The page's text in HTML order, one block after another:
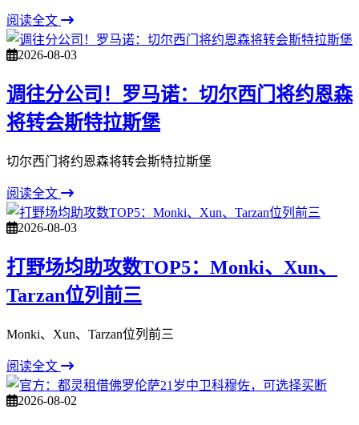
阅读全文
2026-08-03
调往分公司！罗马诺：切尔西门将约恩森
将转会斯特拉斯堡
切尔西门将约恩森将转会斯特拉斯堡
阅读全文
2026-08-03
打野场均助攻数TOP5：Monki、Xun、
Tarzan位列前三
Monki、Xun、Tarzan位列前三
阅读全文
2026-08-02